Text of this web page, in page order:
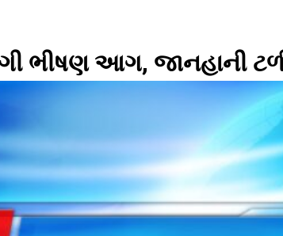
ભીષણ આગ, જાનહાની